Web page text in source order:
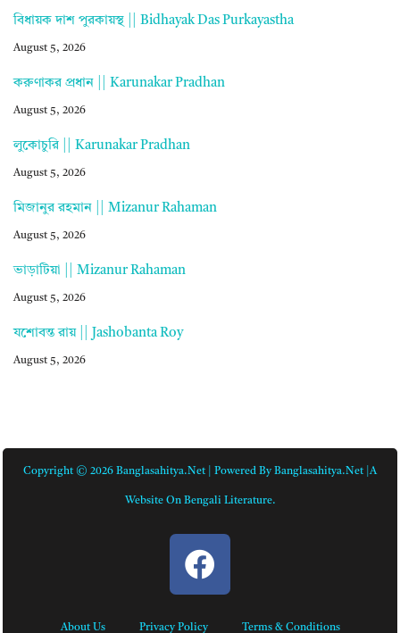
বিধায়ক দাশ পুরকায়স্থ || Bidhayak Das Purkayastha
August 5, 2026
করুণাকর প্রধান || Karunakar Pradhan
August 5, 2026
লুকোচুরি || Karunakar Pradhan
August 5, 2026
মিজানুর রহমান || Mizanur Rahaman
August 5, 2026
ভাড়াটিয়া || Mizanur Rahaman
August 5, 2026
যশোবন্ত রায় || Jashobanta Roy
August 5, 2026
Copyright © 2026 Banglasahitya.net | Powered By Banglasahitya.net |A
Website On Bengali Literature.
About Us Privacy Policy Terms & Conditions